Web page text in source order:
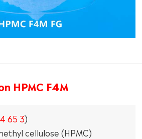
HPMC F4M
65 3)
cellulose (HPMC)